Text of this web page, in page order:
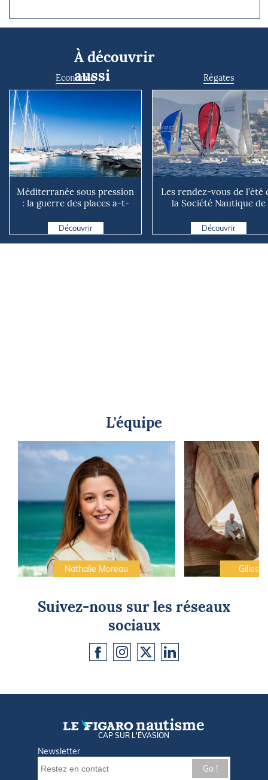
À découvrir
aussi
Economie
Méditerranée sous pression
: la guerre des places a-t-
Découvrir
Régates
Les rendez-vous de l’été
la Société Nautique de
Découvrir
L'équipe
Nathalie Moreau Gilles
Suivez-nous sur les réseaux
sociaux
CAP SUR L'ÉVASION
Newsletter
Go !